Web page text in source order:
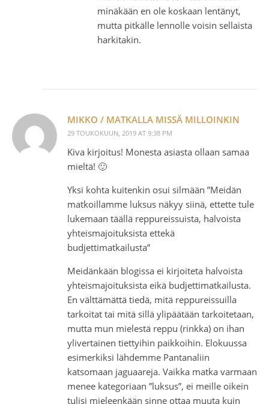
minäkään en ole koskaan lentänyt,
mutta pitkälle lennolle voisin sellaista
harkitakin.
MIKKO / MATKALLA MISSÄ MILLOINKIN
29 TOUKOKUUN, 2019 AT 9:38 PM
Kiva kirjoitus! Monesta asiasta ollaan samaa
mieltä! 🙂
Yksi kohta kuitenkin osui silmään ”Meidän
matkoillamme luksus näkyy siinä, ettette tule
lukemaan täällä reppureissuista, halvoista
yhteismajoituksista ettekä
budjettimatkailusta”
Meidänkään blogissa ei kirjoiteta halvoista
yhteismajoituksista eikä budjettimatkailusta.
En välttämättä tiedä, mitä reppureissuilla
tarkoitat tai mitä sillä ylipäätään tarkoitetaan,
mutta mun mielestä reppu (rinkka) on ihan
ylivertainen tiettyihin paikkoihin. Elokuussa
esimerkiksi lähdemme Pantanaliin
katsomaan jaguaareja. Vaikka matka varmaan
menee kategoriaan ”luksus”, ei meille oikein
tulisi mieleenkään sinne ottaa muuta kuin